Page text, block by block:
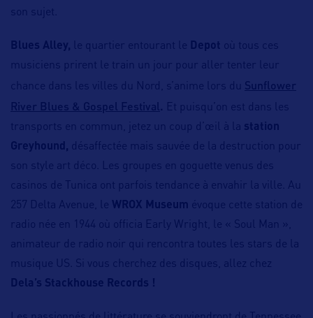
son sujet.
Blues Alley, le quartier entourant le Depot
où tous ces
musiciens prirent le train un jour pour aller tenter leur
chance dans les villes du Nord, s’anime lors du Sunflower
River Blues & Gospel Festival . Et puisqu’on est dans les
transports en commun, jetez un coup d’œil à la station
Greyhound, désaffectée mais sauvée de la destruction pour
son style art déco. Les groupes en goguette venus des
casinos de Tunica ont parfois tendance à envahir la ville. Au
257 Delta Avenue, le WROX Museum évoque cette station de
radio née en 1944 où officia Early Wright, le « Soul Man »,
animateur de radio noir qui rencontra toutes les stars de la
musique US. Si vous cherchez des disques, allez chez
Dela’s Stackhouse Records !